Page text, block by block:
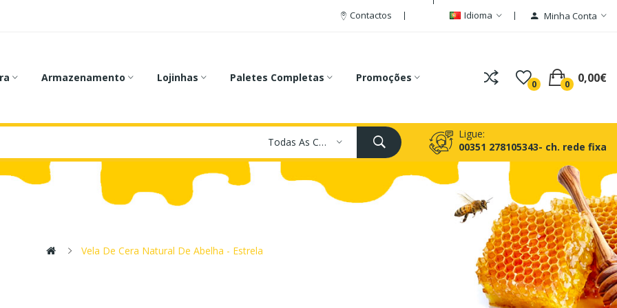
Contactos Idioma Minha Conta
Armazenamento Lojinhas Paletes Completas Promoções
0 0 0,00€
Todas As Categorias
Ligue:
00351 278105343- ch. rede fixa
Vela De Cera Natural De Abelha - Estrela